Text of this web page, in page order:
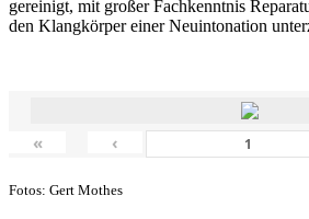
gereinigt, mit großer Fachkenntnis
den Klangkörper einer Neuintonation
« ‹
Fotos: Gert Mothes